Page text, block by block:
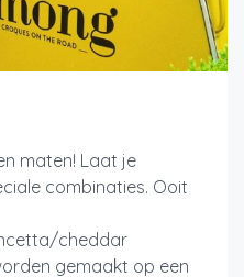
maten! Laat je
combinaties. Ooit
cheddar
gemaakt op een